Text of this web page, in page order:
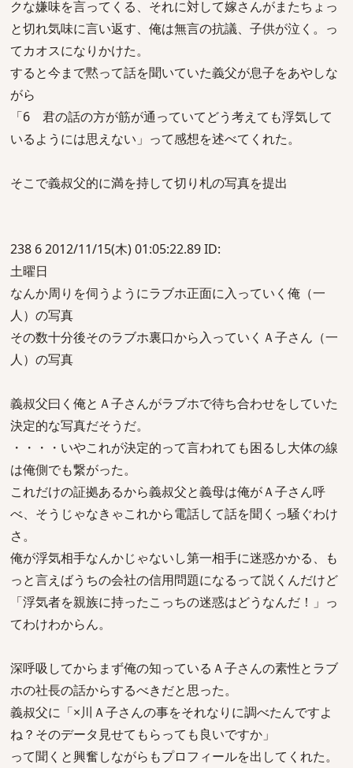
クな嫌味を言ってくる、それに対して嫁さんがまたちょっ
と切れ気味に言い返す、俺は無言の抗議、子供が泣く。っ
てカオスになりかけた。
すると今まで黙って話を聞いていた義父が息子をあやしな
がら
「6 君の話の方が筋が通っていてどう考えても浮気して
いるようには思えない」って感想を述べてくれた。
そこで義叔父的に満を持して切り札の写真を提出
238 6 2012/11/15(木) 01:05:22.89 ID:
土曜日
なんか周りを伺うようにラブホ正面に入っていく俺（一
人）の写真
その数十分後そのラブホ裏口から入っていくＡ子さん（一
人）の写真
義叔父曰く俺とＡ子さんがラブホで待ち合わせをしていた
決定的な写真だそうだ。
・・・・いやこれが決定的って言われても困るし大体の線
は俺側でも繋がった。
これだけの証拠あるから義叔父と義母は俺がＡ子さん呼
べ、そうじゃなきゃこれから電話して話を聞くっ騒ぐわけ
さ。
俺が浮気相手なんかじゃないし第一相手に迷惑かかる、も
っと言えばうちの会社の信用問題になるって説くんだけど
「浮気者を親族に持ったこっちの迷惑はどうなんだ！」っ
てわけわからん。
深呼吸してからまず俺の知っているＡ子さんの素性とラブ
ホの社長の話からするべきだと思った。
義叔父に「×川Ａ子さんの事をそれなりに調べたんですよ
ね？そのデータ見せてもらっても良いですか」
って聞くと興奮しながらもプロフィールを出してくれた。